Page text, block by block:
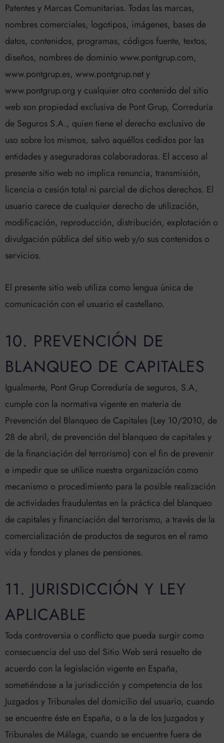
Patentes y Marcas Comunitarias. Todas las marcas,
nombres comerciales, logotipos, imágenes, bases de
datos, contenidos, programas, códigos fuente, textos,
diseños, nombres de dominio www.pontgrup.com,
www.pontgrup.es, www.pontgrup.net y
www.pontgrup.org y cualquier otro contenido del sitio
web son propiedad exclusiva de Pont Grup, Correduría
de Seguros S.A., quien tiene el derecho exclusivo de
uso sobre los mismos, salvo aquéllos cedidos por las
entidades y aseguradoras colaboradoras. El acceso al
presente sitio web no implica renuncia, transmisión,
licencia o cesión total ni parcial de dichos derechos. El
usuario carece de cualquier derecho de utilización,
modificación, reproducción, distribución, explotación o
divulgación pública del sitio web y/o sus contenidos o
servicios.
El presente sitio web utiliza como lengua única de
comunicación con el usuario el castellano.
10. PREVENCIÓN DE
BLANQUEO DE CAPITALES
Igualmente, Pont Grup Correduría de seguros, S.A,
cumple con la normativa vigente en materia de
Prevención del Blanqueo de Capitales (Ley 10/2010, de
28 de abril, de prevención del blanqueo de capitales y
de la financiación del terrorismo) con el fin de prevenir
e impedir que se utilice nuestra organización como
mecanismo o procedimiento para la posible realización
de actividades fraudulentas en la práctica del blanqueo
de capitales y financiación del terrorismo, a través de la
comercialización de productos de seguros en el ramo
vida y fondos y planes de pensiones.
11. JURISDICCIÓN Y LEY
APLICABLE
Toda controversia o conflicto que pueda surgir como
consecuencia del uso del Sitio Web será resuelto de
acuerdo con la legislación vigente en España,
sometiéndose a la jurisdicción y competencia de los
Juzgados y Tribunales del domicilio del usuario, cuando
se encuentre éste en España, o a la de los Juzgados y
Tribunales de Málaga, cuando se encuentre fuera de